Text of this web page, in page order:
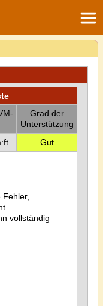
Grad der
Unterstützung
Gut
vollständig